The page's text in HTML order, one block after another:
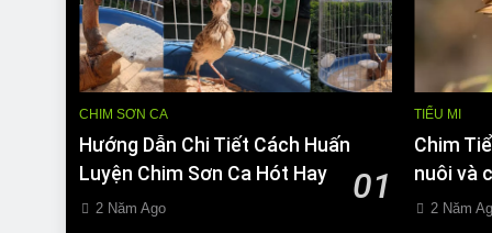
CHIM SƠN CA
Hướng Dẫn Chi Tiết Cách Huấn
Luyện Chim Sơn Ca Hót Hay
01
2 Năm Ago
TIỂU MI
Chim
nuôi và
2 Năm